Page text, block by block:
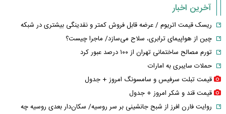
آخرین اخبار
ریسک قیمت اتریوم / عرضه قابل فروش کمتر و نقدینگی بیشتری در شبکه
چین از هواپیمای ترابری، سلاح می‌سازد/ ماجرا چیست؟
تورم مصالح ساختمانی تهران از ۱۰۰ درصد عبور کرد
حملات سایبری به امارات
قیمت تبلت سرفیس و سامسونگ امروز + جدول
قیمت قند و شکر امروز + جدول
روایت فارن افرز از شبح جانشینی بر سر روسیه/ سکان‌دار بعدی روسیه چه